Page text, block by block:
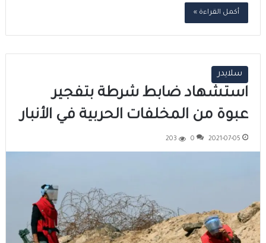
أكمل القراءة »
سلايدر
استشهاد ضابط شرطة بتفجير
عبوة من المخلفات الحربية في الأنبار
2021-07-05
0
203